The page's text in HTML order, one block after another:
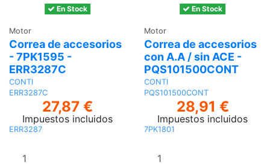
En Stock
Motor
Correa de accesorios
- 7PK1595 -
ERR3287C
CONTI
ERR3287C
27,87 €
Impuestos incluidos
ERR3287
En Stock
Motor
Correa de accesorios
con A.A / sin ACE -
PQS101500CONT
CONTI
PQS101500CONT
28,91 €
Impuestos incluidos
7PK1801